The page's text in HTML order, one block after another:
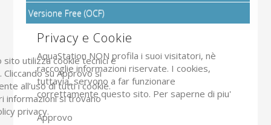
Versione Free (OCF)
Privacy e Cookie
AquaStation NON profila i suoi visitatori, nè
raccoglie informazioni riservate. I cookies,
tuttavia, servono a far funzionare
correttamente questo sito. Per saperne di piu'
Approvo
sito utilizza cookie tecnici e
Cliccando su Approvo si
all’uso di tutti i cookie.
informazioni si trovano
privacy.